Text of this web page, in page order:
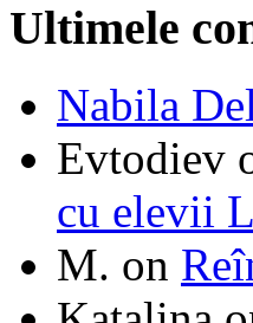
Ultimele
Nabila
Evtodiev
cu elevii
M. on